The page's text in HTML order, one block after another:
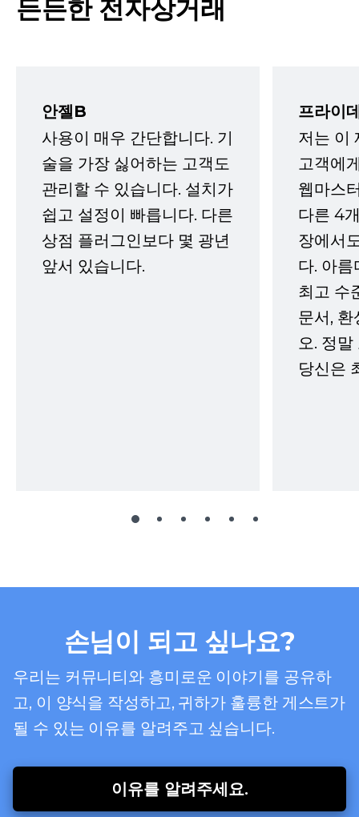
든든한 전자상거래
안젤B
사용이 매우 간단합니다. 기
술을 가장 싫어하는 고객도
관리할 수 있습니다. 설치가
쉽고 설정이 빠릅니다. 다른
상점 플러그인보다 몇 광년
앞서 있습니다.
프라이
저는 이
고객에
웹마스
다른 4
장에서
다. 아름
최고 수
문서,
오. 정
당신은
손님이 되고 싶나요?
우리는 커뮤니티와 흥미로운 이야기를 공유하
고, 이 양식을 작성하고, 귀하가 훌륭한 게스트가
될 수 있는 이유를 알려주고 싶습니다.
이유를 알려주세요.